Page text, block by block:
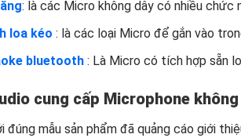
: là các Micro không dây có nhiều chức
loa kéo : là các loại Micro để gắn vào
bluetooth: Là Micro có tích hợp sẵn
cung cấp Microphone
đúng mẫu sản phẩm đã quảng cáo giới